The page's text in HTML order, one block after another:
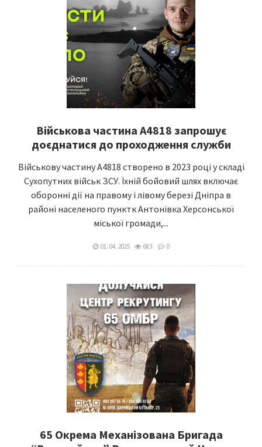
Військова частина А4818 запрошує
доєднатися до проходження служби
Військову частину А4818 створено в 2023 році у складі
Сухопутних військ ЗСУ. Їхній бойовий шлях включає
оборонні дії на правому і лівому березі Дніпра в
районі населеного пунктк Антонівка Херсонської
міської громади,...
01. 04. 2025 683 0
65 Окрема Механізована Бригада